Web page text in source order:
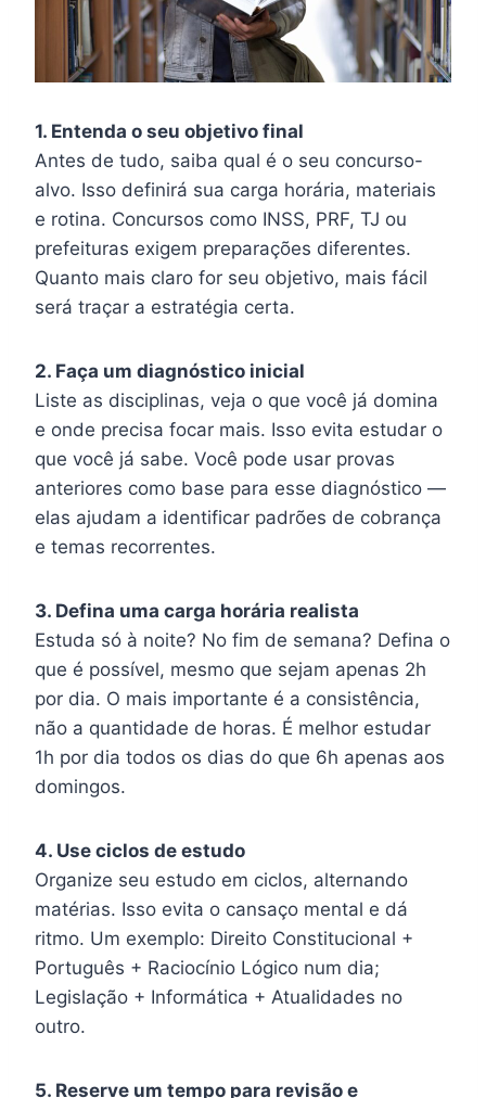
1. Entenda o seu objetivo final
Antes de tudo, saiba qual é o seu concurso-
alvo. Isso definirá sua carga horária, materiais
e rotina. Concursos como INSS, PRF, TJ ou
prefeituras exigem preparações diferentes.
Quanto mais claro for seu objetivo, mais fácil
será traçar a estratégia certa.
2. Faça um diagnóstico inicial
Liste as disciplinas, veja o que você já domina
e onde precisa focar mais. Isso evita estudar o
que você já sabe. Você pode usar provas
anteriores como base para esse diagnóstico —
elas ajudam a identificar padrões de cobrança
e temas recorrentes.
3. Defina uma carga horária realista
Estuda só à noite? No fim de semana? Defina o
que é possível, mesmo que sejam apenas 2h
por dia. O mais importante é a consistência,
não a quantidade de horas. É melhor estudar
1h por dia todos os dias do que 6h apenas aos
domingos.
4. Use ciclos de estudo
Organize seu estudo em ciclos, alternando
matérias. Isso evita o cansaço mental e dá
ritmo. Um exemplo: Direito Constitucional +
Português + Raciocínio Lógico num dia;
Legislação + Informática + Atualidades no
outro.
5. Reserve um tempo para revisão e